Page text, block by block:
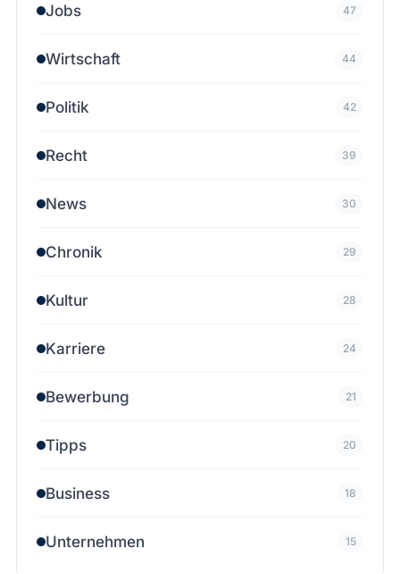
Jobs 47
Wirtschaft 44
Politik 42
Recht 39
News 30
Chronik 29
Kultur 28
Karriere 24
Bewerbung 21
Tipps 20
Business 18
Unternehmen 15